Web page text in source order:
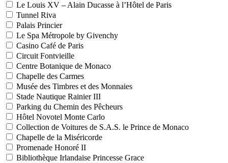
Le Louis XV – Alain Ducasse à l’Hôtel de Paris
Tunnel Riva
Palais Princier
Le Spa Métropole by Givenchy
Casino Café de Paris
Circuit Fontvieille
Centre Botanique de Monaco
Chapelle des Carmes
Musée des Timbres et des Monnaies
Stade Nautique Rainier III
Parking du Chemin des Pêcheurs
Hôtel Novotel Monte Carlo
Collection de Voitures de S.A.S. le Prince de Monaco
Chapelle de la Miséricorde
Promenade Honoré II
Bibliothèque Irlandaise Princesse Grace